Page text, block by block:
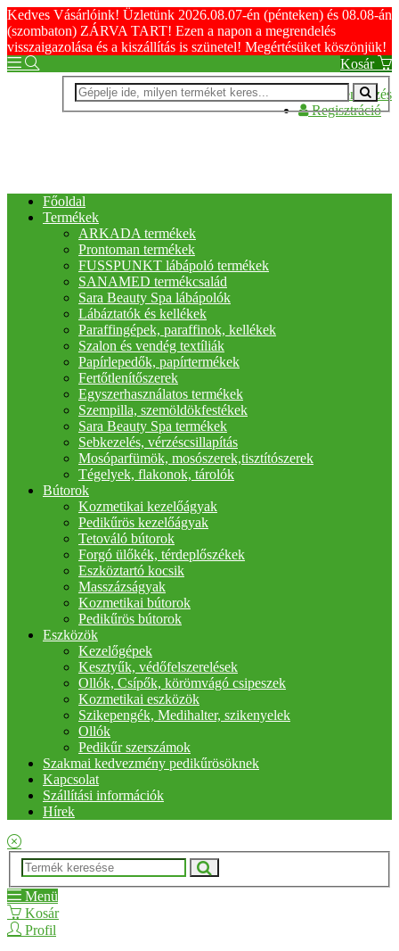
Kedves Vásárlóink! Üzletünk 2026.08.07-én (pénteken) és 08.08-án
(szombaton) ZÁRVA TART! Ezen a napon a megrendelés
visszaigazolása és a kiszállítás is szünetel! Megértésüket köszönjük!
Kosár
Bejelentkezés
Regisztráció
Főoldal
Termékek
ARKADA termékek
Prontoman termékek
FUSSPUNKT lábápoló termékek
SANAMED termékcsalád
Sara Beauty Spa lábápolók
Lábáztatók és kellékek
Paraffingépek, paraffinok, kellékek
Szalon és vendég textíliák
Papírlepedők, papírtermékek
Fertőtlenítőszerek
Egyszerhasználatos termékek
Szempilla, szemöldökfestékek
Sara Beauty Spa termékek
Sebkezelés, vérzéscsillapítás
Mosóparfümök, mosószerek,tisztítószerek
Tégelyek, flakonok, tárolók
Bútorok
Kozmetikai kezelőágyak
Pedikűrös kezelőágyak
Tetováló bútorok
Forgó ülőkék, térdeplőszékek
Eszköztartó kocsik
Masszázságyak
Kozmetikai bútorok
Pedikűrös bútorok
Eszközök
Kezelőgépek
Kesztyűk, védőfelszerelések
Ollók, Csípők, körömvágó csipeszek
Kozmetikai eszközök
Szikepengék, Medihalter, szikenyelek
Ollók
Pedikűr szerszámok
Szakmai kedvezmény pedikűrösöknek
Kapcsolat
Szállítási információk
Hírek
Menü
Kosár
Profil